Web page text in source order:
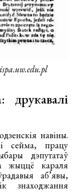
навіны.
сейма, працу
дэпутатаў
жыццё караля
аб’явы,
знаходжання